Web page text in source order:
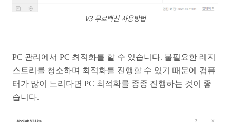
V3 무료백신 사용방법
PC 관리에서 PC 최적화를 할 수 있습니다. 불필요한 레지
스트리를 청소하며 최적화를 진행할 수 있기 때문에 컴퓨
터가 많이 느리다면 PC 최적화를 종종 진행하는 것이 좋
습니다.